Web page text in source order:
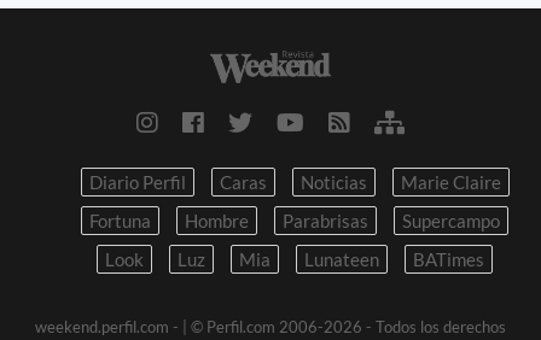
Diario Perfil Caras Noticias
Marie Claire
Fortuna
Hombre Parabrisas
Supercampo
Look
Luz Mia Lunateen BATimes
weekend.perfil.com -
| © Perfil.com 2006-2026 - Todos los derechos